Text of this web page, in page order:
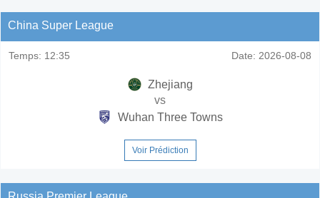
China Super League
Temps: 12:35 Date: 2026-08-08
Zhejiang
vs
Wuhan Three Towns
Voir Prédiction